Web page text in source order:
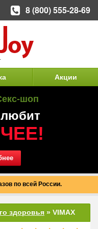
Акции
шоп
любит
по всей России.
здоровья » VIMAX
8 (800) 555-28-69